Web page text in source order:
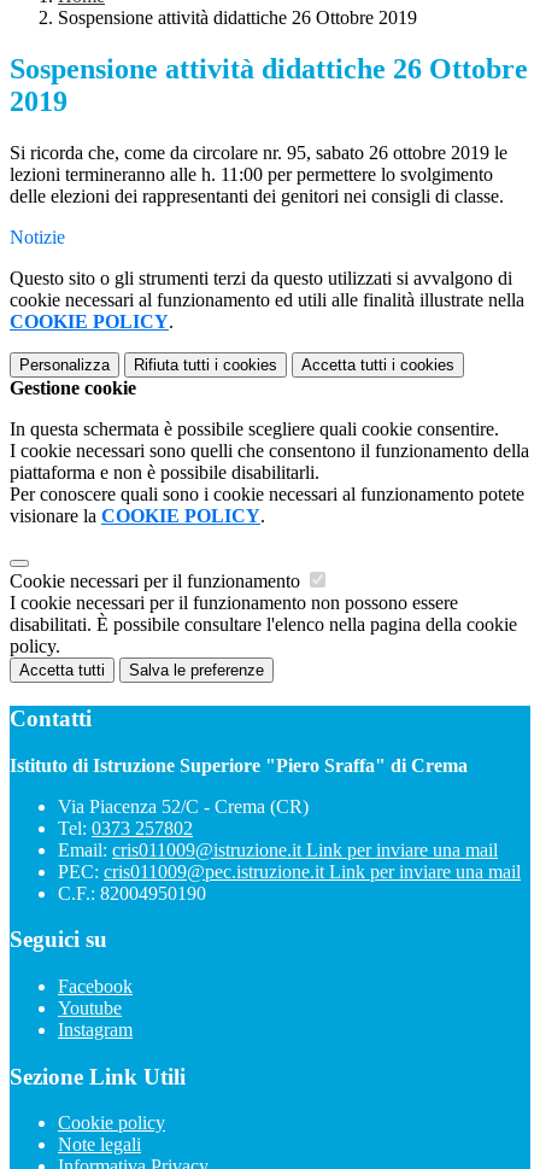
Sospensione attività didattiche 26 Ottobre 2019
Sospensione attività didattiche 26 Ottobre
2019
Si ricorda che, come da circolare nr. 95, sabato 26 ottobre 2019 le
lezioni termineranno alle h. 11:00 per permettere lo svolgimento
delle elezioni dei rappresentanti dei genitori nei consigli di classe.
Notizie
Questo sito o gli strumenti terzi da questo utilizzati si avvalgono di
cookie necessari al funzionamento ed utili alle finalità illustrate nella
COOKIE POLICY.
Personalizza Rifiuta tutti i cookies Accetta tutti i cookies
Gestione cookie
In questa schermata è possibile scegliere quali cookie consentire.
I cookie necessari sono quelli che consentono il funzionamento della
piattaforma e non è possibile disabilitarli.
Per conoscere quali sono i cookie necessari al funzionamento potete
visionare la COOKIE POLICY.
Cookie necessari per il funzionamento
I cookie necessari per il funzionamento non possono essere
disabilitati. È possibile consultare l'elenco nella pagina della cookie
policy.
Accetta tutti Salva le preferenze
Contatti
Istituto di Istruzione Superiore "Piero Sraffa" di Crema
Via Piacenza 52/C - Crema (CR)
Tel: 0373 257802
Email: cris011009@istruzione.it Link per inviare una mail
PEC: cris011009@pec.istruzione.it Link per inviare una mail
C.F.: 82004950190
Seguici su
Facebook
Youtube
Instagram
Sezione Link Utili
Cookie policy
Note legali